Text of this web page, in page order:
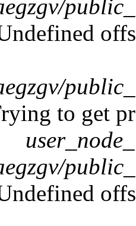
to get